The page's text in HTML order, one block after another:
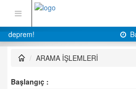
Bu akşam 52 bin kişi oradayız
ARAMA İŞLEMLERİ
Başlangıç :